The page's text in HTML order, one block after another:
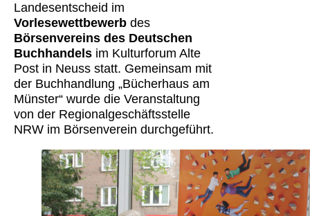
Landesentscheid im
Vorlesewettbewerb des
Börsenvereins des Deutschen
Buchhandels im Kulturforum Alte
Post in Neuss statt. Gemeinsam mit
der Buchhandlung „Bücherhaus am
Münster“ wurde die Veranstaltung
von der Regionalgeschäftsstelle
NRW im Börsenverein durchgeführt.